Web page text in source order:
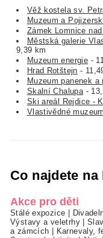
Věž kostela sv.
Muzeum a
Zámek Lomnice
Městská galerie
9,39 km
Muzeum energie -
Hrad Rotštejn -
Muzeum panenek
Skalní Chalupa -
Ski areál Rejdice -
Vlastivědné
Co najdete
Akce pro děti
Stálé expozice
Výstavy a veletrhy|
a zámcích
Karnevaly,